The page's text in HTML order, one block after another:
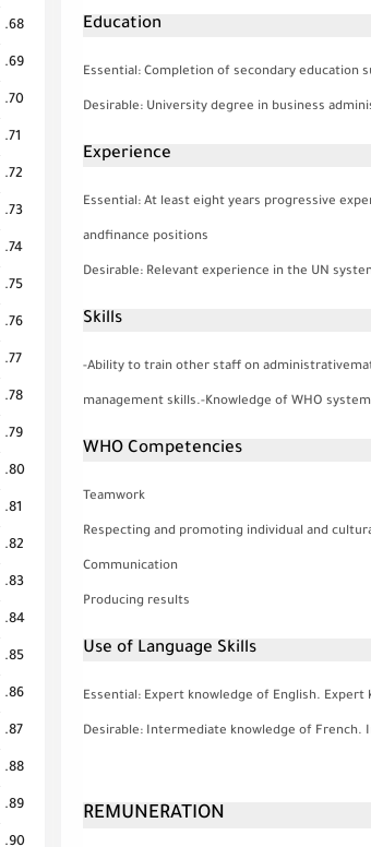
Education
Essential: Completion of secondary education
Desirable: University degree in business
Experience
Essential: At least eight years progressive
andfinance positions
Desirable: Relevant experience in the UN
Skills
-Ability to train other staff on
management skills.-Knowledge of WHO
WHO Competencies
Teamwork
Respecting and promoting individual and
Communication
Producing results
Use of Language Skills
Essential: Expert knowledge of English. Expert
Desirable: Intermediate knowledge of French.
REMUNERATION